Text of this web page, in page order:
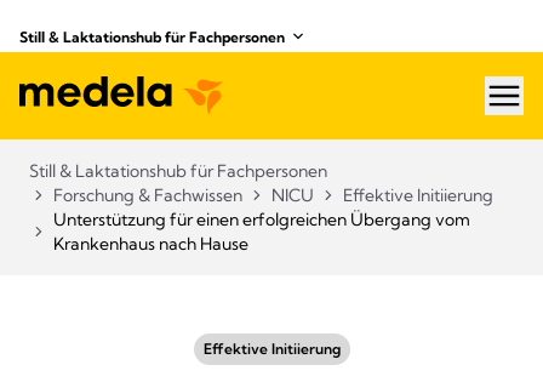
Still & Laktationshub für Fachpersonen
Still & Laktationshub für Fachpersonen
Forschung & Fachwissen
NICU
Effektive Initiierung
Unterstützung für einen erfolgreichen Übergang vom
Krankenhaus nach Hause
Effektive Initiierung